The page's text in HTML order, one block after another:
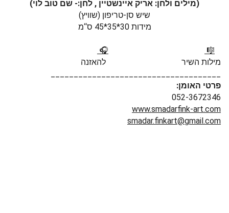
(מילים ולחן: אריק איינשטיין , לחן:- שם טוב לוי)
שיש סן-טריפון (שוויץ)
מידות 30*35*45 ס‘‘מ
🎧
🎼
מילות השיר להאזנה
:פרטי האומן
052-3672346
www.smadarfink-art.com
smadar.finkart@gmail.com